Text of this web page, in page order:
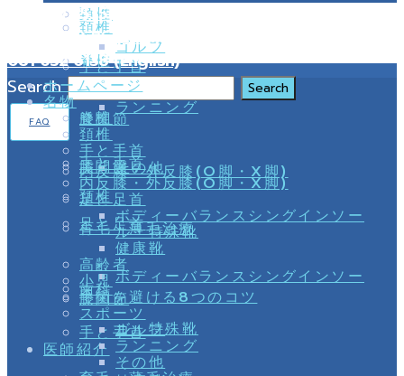
ゴルフ
ランニング
その他
育毛・薄毛治療
歯科
医師紹介
頚椎
手と手首
膝関節
脊椎
頚椎
手と手首
頚椎
手と手首
膝関節
内反膝・外反膝(O脚・X脚)
足と足首
ボディーバランスシングインソー
ル・特殊靴
Search
02 000 3535 (Thai)
099 216 0216 (Thai)
081 632 6138 (English)
FAQ
ホームページ
名物
脊椎
頚椎
手と手首
膝関節
内反膝・外反膝(O脚・X脚)
足と足首
ボディーバランスシングインソー
ル・特殊靴
健康靴
高齢者
小児
手術を避ける8つのコツ
スポーツ
ゴルフ
ランニング
その他